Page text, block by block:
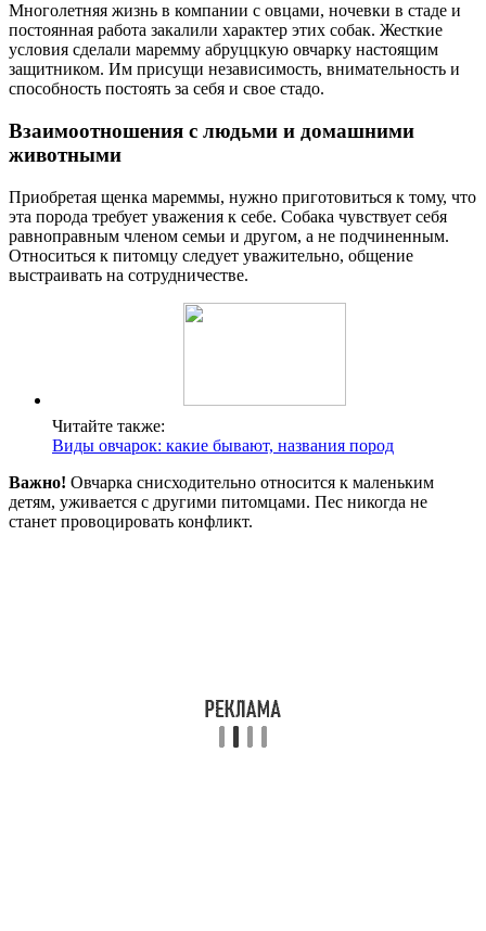
Многолетняя жизнь в компании с овцами, ночевки в стаде и
постоянная работа закалили характер этих собак. Жесткие
условия сделали маремму абруццкую овчарку настоящим
защитником. Им присущи независимость, внимательность и
способность постоять за себя и свое стадо.
Взаимоотношения с людьми и домашними
животными
Приобретая щенка мареммы, нужно приготовиться к тому, что
эта порода требует уважения к себе. Собака чувствует себя
равноправным членом семьи и другом, а не подчиненным.
Относиться к питомцу следует уважительно, общение
выстраивать на сотрудничестве.
Читайте также:
Виды овчарок: какие бывают, названия пород
Важно! Овчарка снисходительно относится к маленьким
детям, уживается с другими питомцами. Пес никогда не
станет провоцировать конфликт.